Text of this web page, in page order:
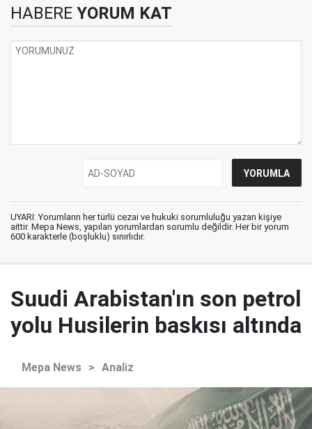
HABERE YORUM KAT
UYARI: Yorumların her türlü cezai ve hukuki sorumluluğu yazan kişiye
aittir. Mepa News, yapılan yorumlardan sorumlu değildir. Her bir yorum
600 karakterle (boşluklu) sınırlıdır.
Suudi Arabistan'ın son petrol
yolu Husilerin baskısı altında
Mepa News > Analiz